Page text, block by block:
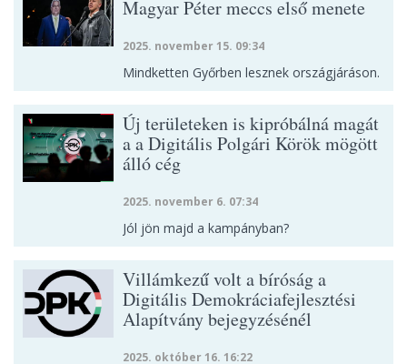
Magyar Péter meccs első menete
2025. november 15. 09:34
Mindketten Győrben lesznek országjáráson.
Új területeken is kipróbálná magát
a a Digitális Polgári Körök mögött
álló cég
2025. november 6. 07:34
Jól jön majd a kampányban?
Villámkezű volt a bíróság a
Digitális Demokráciafejlesztési
Alapítvány bejegyzésénél
2025. október 16. 16:22